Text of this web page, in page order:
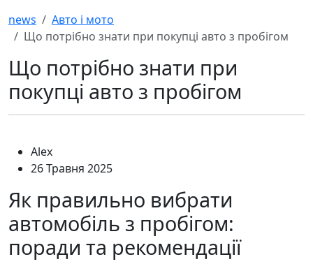
news
Авто і мото
Що потрібно знати при покупці авто з пробігом
Що потрібно знати при
покупці авто з пробігом
Alex
26 Травня 2025
Як правильно вибрати
автомобіль з пробігом:
поради та рекомендації